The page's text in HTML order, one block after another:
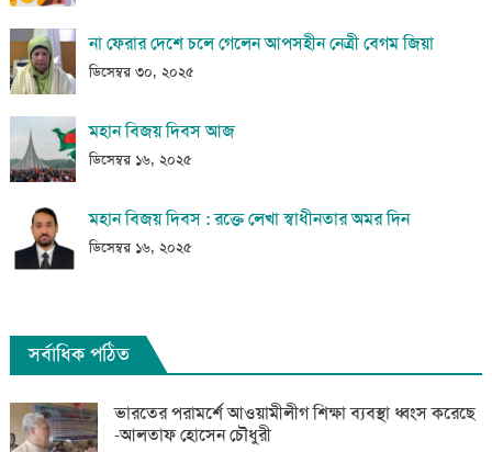
না ফেরার দেশে চলে গেলেন আপসহীন নেত্রী বেগম জিয়া
ডিসেম্বর ৩০, ২০২৫
মহান বিজয় দিবস আজ
ডিসেম্বর ১৬, ২০২৫
মহান বিজয় দিবস : রক্তে লেখা স্বাধীনতার অমর দিন
ডিসেম্বর ১৬, ২০২৫
সর্বাধিক পঠিত
ভারতের পরামর্শে আওয়ামীলীগ শিক্ষা ব্যবস্থা ধ্বংস করেছে
-আলতাফ হোসেন চৌধুরী